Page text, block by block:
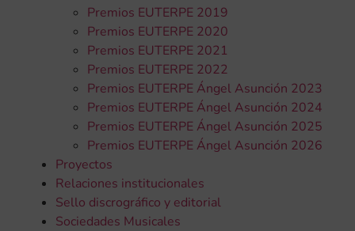
Premios EUTERPE 2019
Premios EUTERPE 2020
Premios EUTERPE 2021
Premios EUTERPE 2022
Premios EUTERPE Ángel Asunción 2023
Premios EUTERPE Ángel Asunción 2024
Premios EUTERPE Ángel Asunción 2025
Premios EUTERPE Ángel Asunción 2026
Proyectos
Relaciones institucionales
Sello discrográfico y editorial
Sociedades Musicales